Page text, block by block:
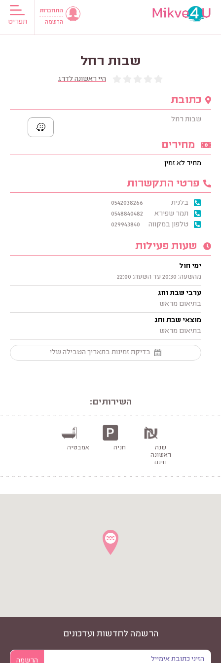
תפריט
התחברות
הרשמה
שבות רחל
היי ראשונה לדרג
כתובת
שבות רחל
מחירים
מחיר לא זמין
פרטי התקשרות
בלנית
0542038266
תמר שפירא
0548840482
טלפון במקווה
029943840
שעות פעילות
ימי חול
מהשעה: 20:30 עד השעה: 22:00
ערבי שבת וחג
בתיאום מראש
מוצאי שבת וחג
בתיאום מראש
בדיקת זמינות בתאריך הטבילה שלי
השירותים:
שנה
ראשונה
חינם
חניה אמבטיה
הרשמה לחדשות ועדכונים